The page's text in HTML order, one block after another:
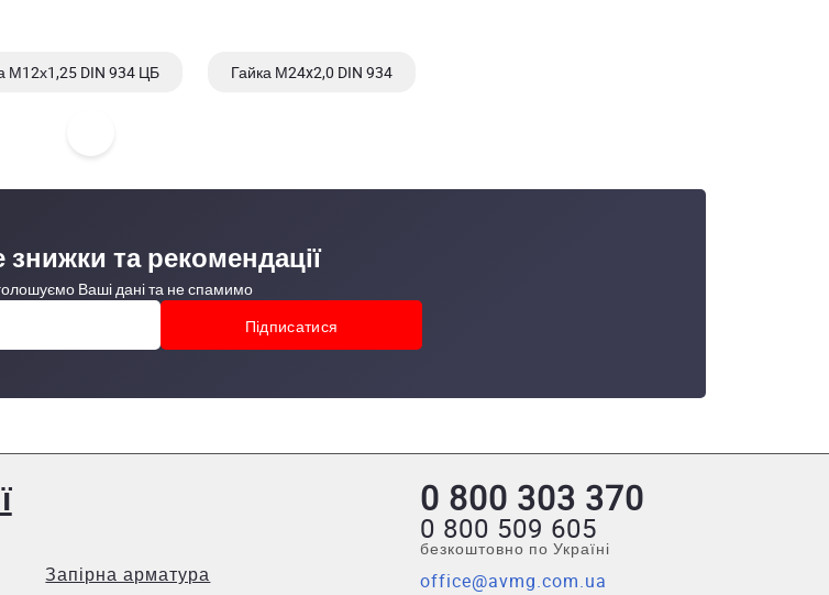
М12х1,25 DIN 934 ЦБ Гайка М24x2,0 DIN 934
та рекомендації
Ваші дані та не спамимо
Запірна арматура
0 800 303 370
0 800 509 605
безкоштовно по Україні
office@avmg.com.ua